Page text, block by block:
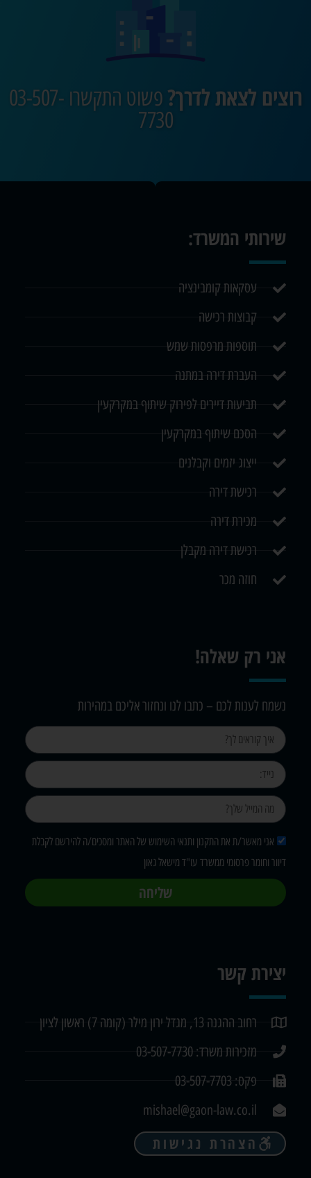
רוצים לצאת לדרך?
פשוט התקשרו 03-507-
7730
שירותי המשרד:
עסקאות קומבינציה
קבוצות רכישה
תוספות מרפסות שמש
העברת דירה במתנה
תביעות דיירים לפירוק שיתוף במקרקעין
הסכם שיתוף במקרקעין
ייצוג יזמים וקבלנים
רכישת דירה
מכירת דירה
רכישת דירה מקבלן
חוזה מכר
אני רק שאלה!
נשמח לענות לכם – כתבו לנו ונחזור אליכם במהירות
אני מאשר/ת את התקנון ותנאי השימוש של האתר ומסכים/ה להירשם לקבלת
דיוור וחומר פרסומי ממשרד עו"ד מישאל גאון
שליחה
יצירת קשר
רחוב ההגנה 13, מגדל ירון מילר (קומה 7) ראשון לציון
מזכירות משרד: 03-507-7730
פקס: 03-507-7703
mishael@gaon-law.co.il
הצהרת נגישות